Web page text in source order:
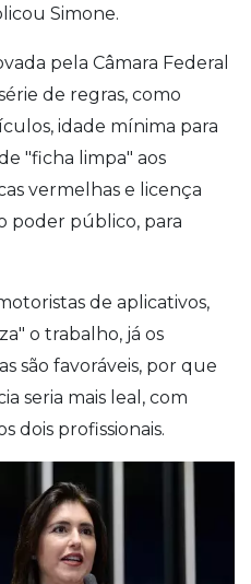
Simone.
pela Câmara Federal
de regras, como
idade mínima para
"ficha limpa" aos
vermelhas e licença
poder público, para
de aplicativos,
o trabalho, já os
são favoráveis, por que
seria mais leal, com
dois profissionais.